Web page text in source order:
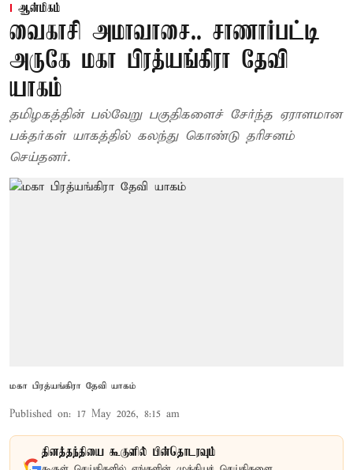
ஆன்மிகம்
வைகாசி அமாவாசை.. சாணார்பட்டி
அருகே மகா பிரத்யங்கிரா தேவி
யாகம்
தமிழகத்தின் பல்வேறு பகுதிகளைச் சேர்ந்த ஏராளமான
பக்தர்கள் யாகத்தில் கலந்து கொண்டு தரிசனம்
செய்தனர்.
மகா பிரத்யங்கிரா தேவி யாகம்
Published on: 17 May 2026, 8:15 am
தினத்தந்தியை கூகுளில் பின்தொடரவும்